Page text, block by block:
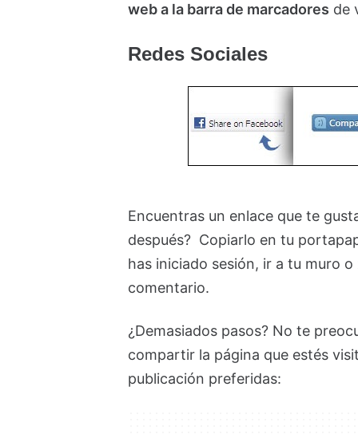
web a la barra de marcadores de
Redes Sociales
Encuentras un enlace que te
después? Copiarlo en tu
has iniciado sesión, ir a tu muro
comentario.
¿Demasiados pasos? No te
compartir la página que estés
publicación preferidas: